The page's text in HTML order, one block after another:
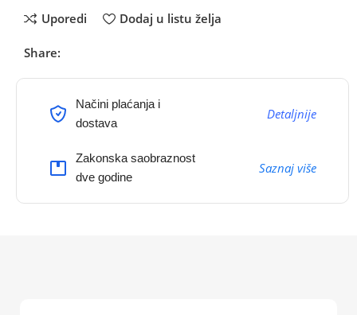
Uporedi Dodaj u listu želja
Share:
Načini plaćanja i
dostava
Detaljnije
Zakonska saobraznost
dve godine
Saznaj više